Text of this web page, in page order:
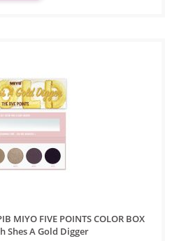
FIVE POINTS COLOR BOX
Shes A Gold Digger